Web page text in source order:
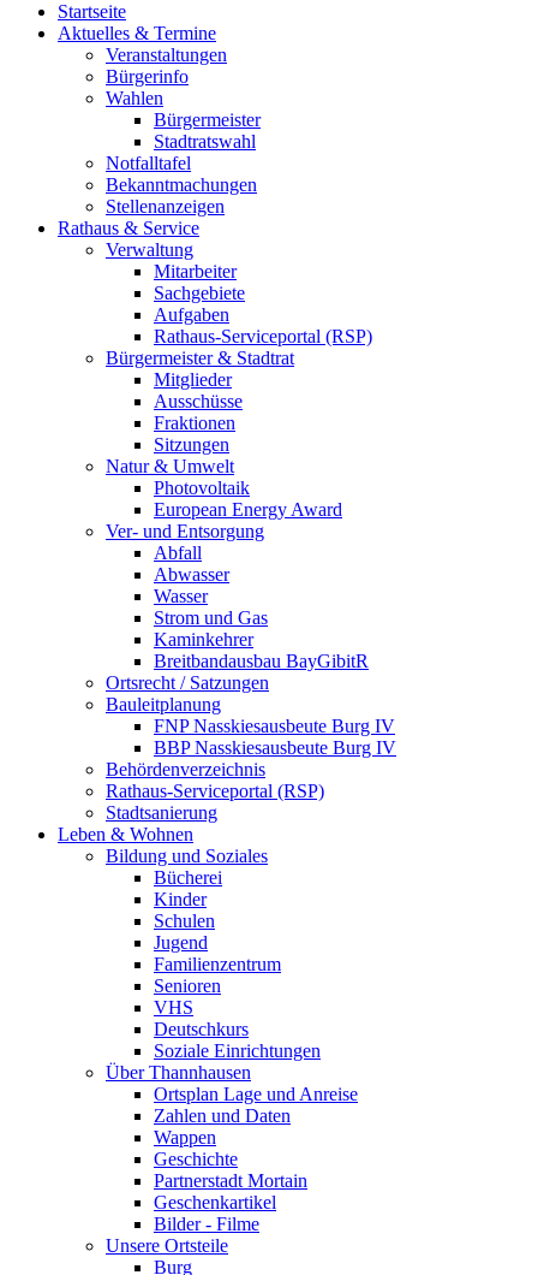
Startseite
Aktuelles & Termine
Veranstaltungen
Bürgerinfo
Wahlen
Bürgermeister
Stadtratswahl
Notfalltafel
Bekanntmachungen
Stellenanzeigen
Rathaus & Service
Verwaltung
Mitarbeiter
Sachgebiete
Aufgaben
Rathaus-Serviceportal (RSP)
Bürgermeister & Stadtrat
Mitglieder
Ausschüsse
Fraktionen
Sitzungen
Natur & Umwelt
Photovoltaik
European Energy Award
Ver- und Entsorgung
Abfall
Abwasser
Wasser
Strom und Gas
Kaminkehrer
Breitbandausbau BayGibitR
Ortsrecht / Satzungen
Bauleitplanung
FNP Nasskiesausbeute Burg IV
BBP Nasskiesausbeute Burg IV
Behördenverzeichnis
Rathaus-Serviceportal (RSP)
Stadtsanierung
Leben & Wohnen
Bildung und Soziales
Bücherei
Kinder
Schulen
Jugend
Familienzentrum
Senioren
VHS
Deutschkurs
Soziale Einrichtungen
Über Thannhausen
Ortsplan Lage und Anreise
Zahlen und Daten
Wappen
Geschichte
Partnerstadt Mortain
Geschenkartikel
Bilder - Filme
Unsere Ortsteile
Burg